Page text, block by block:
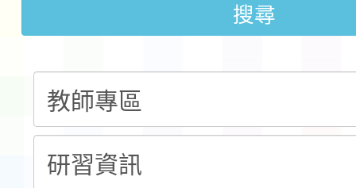
告(不再辦理後續甄選)
賽實施要點」1份
本市「115學年度學生
程安排一案
「桃園市補助參觀特色
展演活動實施計畫」
請一案
社團法人中華民國畫廊
026 ART TAIPEI臺北
搜尋